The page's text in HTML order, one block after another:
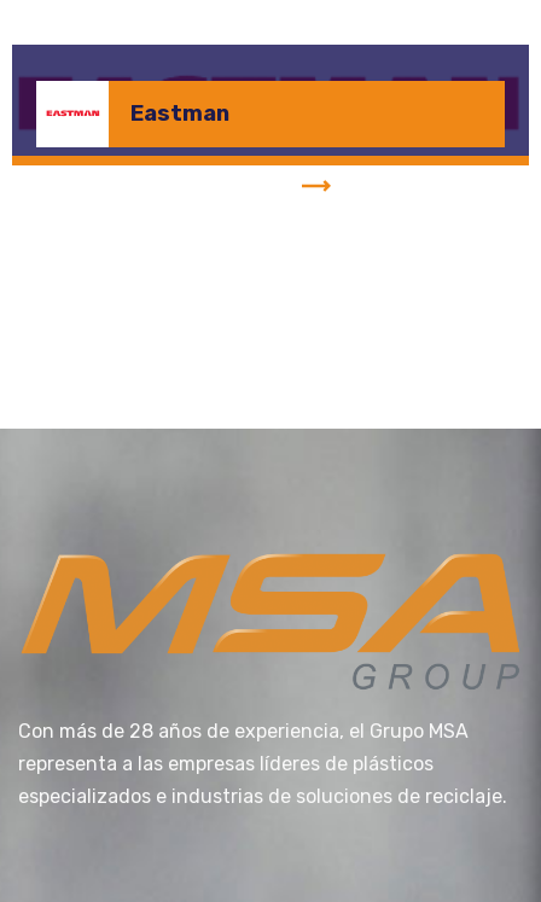
Eastman
Con más de 28 años de experiencia, el Grupo MSA
representa a las empresas líderes de plásticos
especializados e industrias de soluciones de reciclaje.